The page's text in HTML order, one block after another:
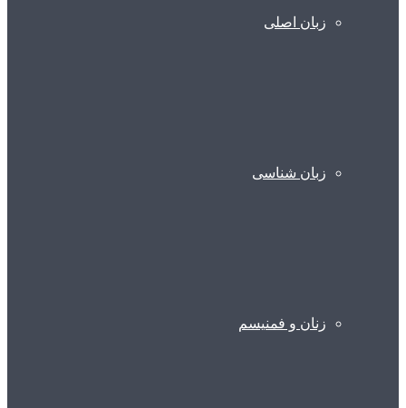
زبان اصلی
زبان شناسی
زنان و فمنیسم